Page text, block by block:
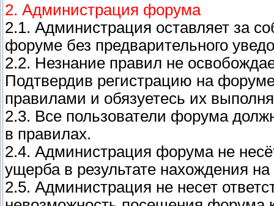
2. Администрация форума
2.1. Администрация оставляет за
форуме без предварительного
2.2. Незнание правил не
Подтвердив регистрацию на
правилами и обязуетесь их
2.3. Все пользователи форума
в правилах.
2.4. Администрация форума не
ущерба в результате нахождения
2.5. Администрация не несет